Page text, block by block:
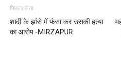
पिछला लेख
शादी के झांसे में फंसा कर उसकी हत्या
का आरोप -MIRZAPUR